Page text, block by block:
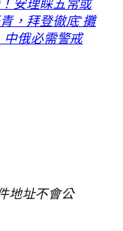
，拜登徹底“攤
中俄必需警戒
地址不會公